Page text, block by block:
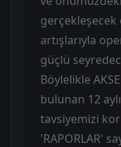
artışlarıyla
güçlü
Böylelikle
bulunan 12
tavsiyemizi
'RAPORLAR'